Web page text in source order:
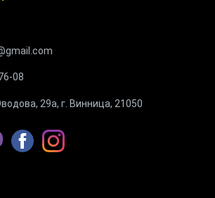
08
29а, г. Винница, 21050